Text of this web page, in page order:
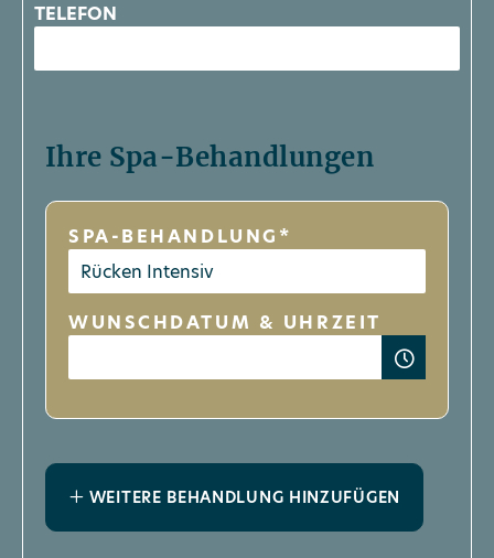
TELEFON
Ihre Spa-Behandlungen
SPA-BEHANDLUNG*
WUNSCHDATUM & UHRZEIT
WEITERE BEHANDLUNG HINZUFÜGEN